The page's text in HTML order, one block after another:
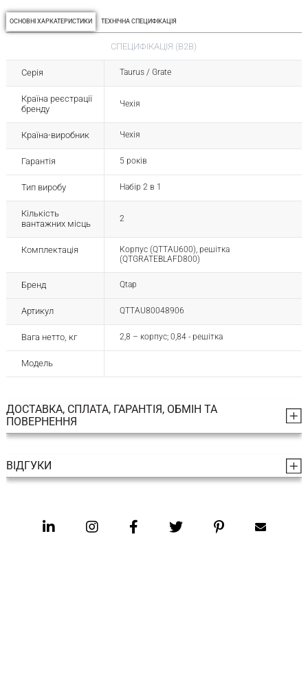
ОСНОВНІ ХАРКАТЕРИСТИКИ ТЕХНІЧНА СПЕЦИФІКАЦІЯ
СПЕЦИФІКАЦІЯ (B2B)
Серія Taurus / Grate
Країна реєстрації
бренду
Чехія
Країна-виробник Чехія
Гарантія 5 років
Тип виробу Набір 2 в 1
Кількість
вантажних місць
2
Комплектація
Корпус (QTTAU600), решітка
(QTGRATEBLAFD800)
Бренд Qtap
Артикул QTTAU80048906
Вага нетто, кг 2,8 – корпус; 0,84 - решітка
Модель
ДОСТАВКА, СПЛАТА, ГАРАНТІЯ, ОБМІН ТА
ПОВЕРНЕННЯ
ВІДГУКИ